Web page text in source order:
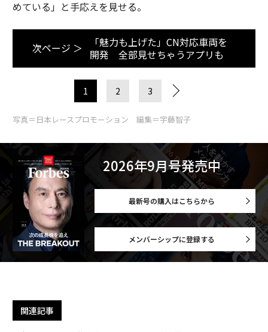
めている」と手応えを見せる。
次ページ ＞
「魅力も上げた」CN対応車両を
開発 全部見せちゃうアプリも
1 2 3
写真＝日本レースプロモーション 編集＝宇藤智子
2026年9月号発売中
最新号の購入はこちらから
メンバーシップに登録する
関連記事